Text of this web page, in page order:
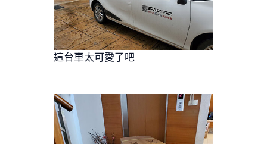
這台車太可愛了吧